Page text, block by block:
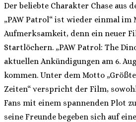
Der beliebte Charakter Chase aus
„PAW Patrol“ ist wieder einmal
Aufmerksamkeit, denn ein neuer
Startlöchern. „PAW Patrol: The
aktuellen Ankündigungen am 6.
kommen. Unter dem Motto
Zeiten“ verspricht der Film,
Fans mit einem spannenden Plot
seine Freunde begeben sich auf